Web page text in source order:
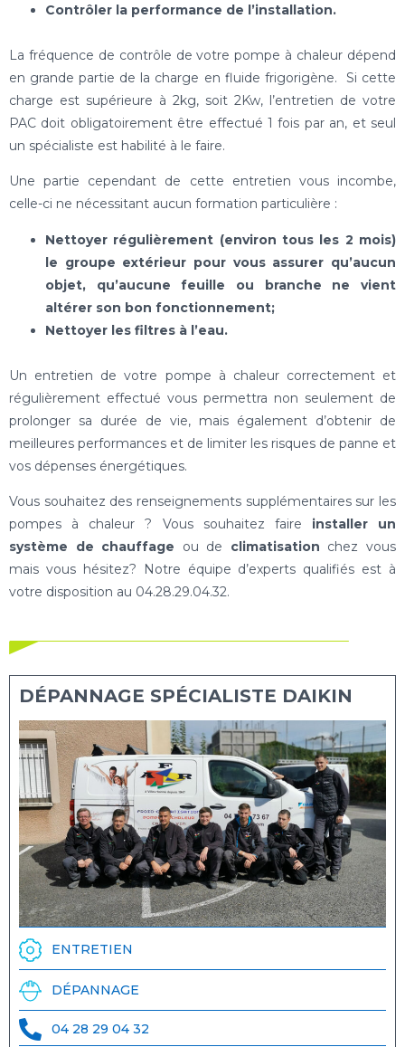
Contrôler la performance de l’installation.
La fréquence de contrôle de votre pompe à chaleur dépend
en grande partie de la charge en fluide frigorigène. Si cette
charge est supérieure à 2kg, soit 2Kw, l’entretien de votre
PAC doit obligatoirement être effectué 1 fois par an, et seul
un spécialiste est habilité à le faire.
Une partie cependant de cette entretien vous incombe,
celle-ci ne nécessitant aucun formation particulière :
Nettoyer régulièrement (environ tous les 2 mois)
le groupe extérieur pour vous assurer qu’aucun
objet, qu’aucune feuille ou branche ne vient
altérer son bon fonctionnement;
Nettoyer les filtres à l’eau.
Un entretien de votre pompe à chaleur correctement et
régulièrement effectué vous permettra non seulement de
prolonger sa durée de vie, mais également d’obtenir de
meilleures performances et de limiter les risques de panne et
vos dépenses énergétiques.
Vous souhaitez des renseignements supplémentaires sur les
pompes à chaleur ? Vous souhaitez faire installer un
système de chauffage ou de climatisation chez vous
mais vous hésitez? Notre équipe d’experts qualifiés est à
votre disposition au 04.28.29.04.32.
DÉPANNAGE SPÉCIALISTE DAIKIN
ENTRETIEN
DÉPANNAGE
04 28 29 04 32